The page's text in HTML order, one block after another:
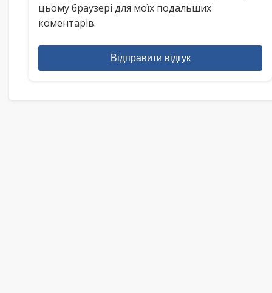
цьому браузері для моїх подальших
коментарів.
Відправити відгук